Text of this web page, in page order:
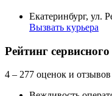
Екатеринбург, ул.
Вызвать курьера
Как добраться
Рейтинг
4 – 277 оценок и отзывов